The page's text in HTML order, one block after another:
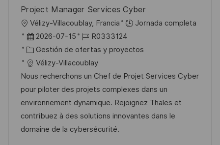
Project Manager Services Cyber
U
b
c
a
c
i
ó
n
Vélizy-Villacoublay, Francia
Jornada completa
F
e
c
h
a
d
e
p
2026-07-15
I
D
d
e
e
m
p
l
R0333124
C
a
t
e
g
o
r
Gestión de ofertas y proyectos
Vélizy-Villacoublay
Nous recherchons un Chef de Projet Services Cyber
pour piloter des projets complexes dans un
environnement dynamique. Rejoignez Thales et
contribuez à des solutions innovantes dans le
domaine de la cybersécurité.